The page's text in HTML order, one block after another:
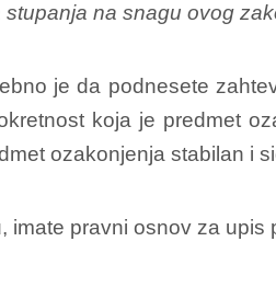
na snagu ovog
je da podnesete
koja je predmet
ozakonjenja stabilan i
imate pravni osnov za